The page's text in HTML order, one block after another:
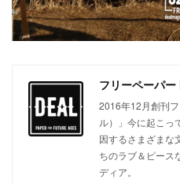
フリーペーパー
2016年12月創刊
ル）」今に起こっ
因するさまざまな
ちのラブ＆ピース
ディア。